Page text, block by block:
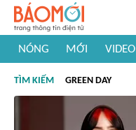
NÓNG MỚI VIDEO
#Khám phá thế giới
TÌM KIẾM GREEN DAY